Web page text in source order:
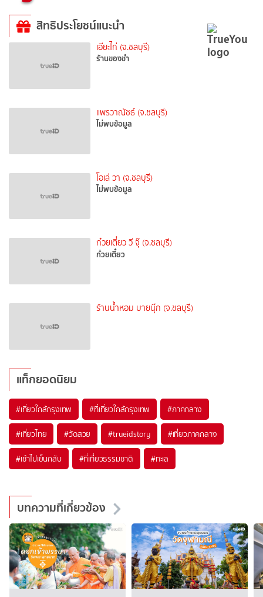
สิทธิประโยชน์แนะนำ
เอียะไก่ (จ.ชลบุรี)
ร้านของชำ
แพรวาณัชธ์ (จ.ชลบุรี)
ไม่พบข้อมูล
โอเล่ วา (จ.ชลบุรี)
ไม่พบข้อมูล
ก๋วยเตี๋ยว วี จุ๊ (จ.ชลบุรี)
ก๋วยเตี๋ยว
ร้านน้ำหอม บายนุ๊ก (จ.ชลบุรี)
แท็กยอดนิยม
#เที่ยวใกล้กรุงเทพ #ที่เที่ยวใกล้กรุงเทพ #ภาคกลาง
#เที่ยวไทย #วัดสวย #trueidstory #เที่ยวภาคกลาง
#เช้าไปเย็นกลับ #ที่เที่ยวธรรมชาติ #ทะเล
บทความที่เกี่ยวข้อง